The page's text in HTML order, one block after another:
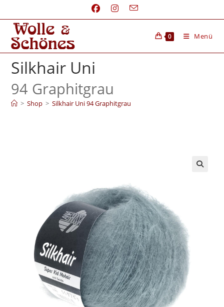
0 Menü
Silkhair Uni
94 Graphitgrau
> Shop > Silkhair Uni 94 Graphitgrau